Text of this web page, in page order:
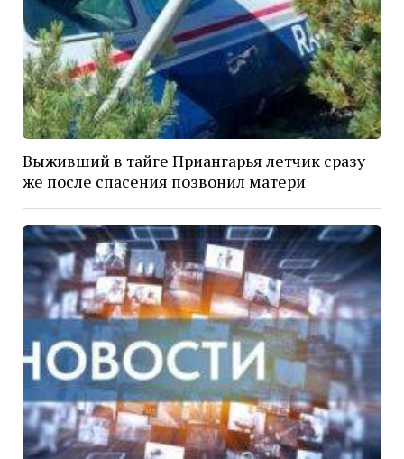
Выживший в тайге Приангарья летчик сразу
же после спасения позвонил матери